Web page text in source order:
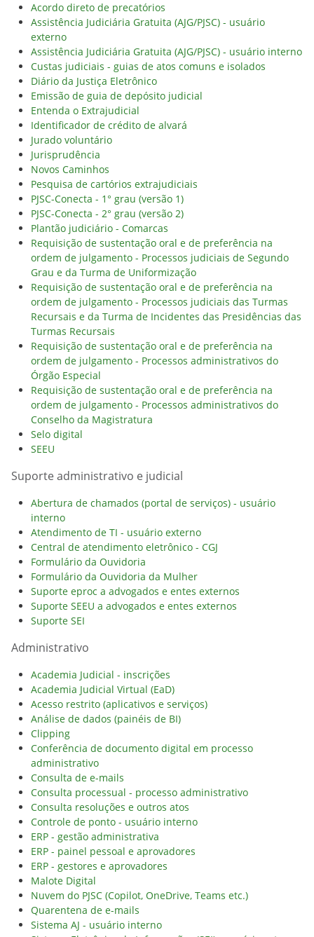
Acordo direto de precatórios
Assistência Judiciária Gratuita (AJG/PJSC) - usuário
externo
Assistência Judiciária Gratuita (AJG/PJSC) - usuário interno
Custas judiciais - guias de atos comuns e isolados
Diário da Justiça Eletrônico
Emissão de guia de depósito judicial
Entenda o Extrajudicial
Identificador de crédito de alvará
Jurado voluntário
Jurisprudência
Novos Caminhos
Pesquisa de cartórios extrajudiciais
PJSC-Conecta - 1° grau (versão 1)
PJSC-Conecta - 2° grau (versão 2)
Plantão judiciário - Comarcas
Requisição de sustentação oral e de preferência na
ordem de julgamento - Processos judiciais de Segundo
Grau e da Turma de Uniformização
Requisição de sustentação oral e de preferência na
ordem de julgamento - Processos judiciais das Turmas
Recursais e da Turma de Incidentes das Presidências das
Turmas Recursais
Requisição de sustentação oral e de preferência na
ordem de julgamento - Processos administrativos do
Órgão Especial
Requisição de sustentação oral e de preferência na
ordem de julgamento - Processos administrativos do
Conselho da Magistratura
Selo digital
SEEU
Suporte administrativo e judicial
Abertura de chamados (portal de serviços) - usuário
interno
Atendimento de TI - usuário externo
Central de atendimento eletrônico - CGJ
Formulário da Ouvidoria
Formulário da Ouvidoria da Mulher
Suporte eproc a advogados e entes externos
Suporte SEEU a advogados e entes externos
Suporte SEI
Administrativo
Academia Judicial - inscrições
Academia Judicial Virtual (EaD)
Acesso restrito (aplicativos e serviços)
Análise de dados (painéis de BI)
Clipping
Conferência de documento digital em processo
administrativo
Consulta de e-mails
Consulta processual - processo administrativo
Consulta resoluções e outros atos
Controle de ponto - usuário interno
ERP - gestão administrativa
ERP - painel pessoal e aprovadores
ERP - gestores e aprovadores
Malote Digital
Nuvem do PJSC (Copilot, OneDrive, Teams etc.)
Quarentena de e-mails
Sistema AJ - usuário interno